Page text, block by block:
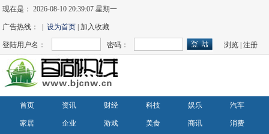
现在是：2026-08-10 20:39:08 星期一
广告热线： |设为首页 | 加入收藏
登陆用户名： 密码： 浏览 |注册
首页 资讯 财经 科技 娱乐 汽车
家居 企业 游戏 美食 商讯 消费